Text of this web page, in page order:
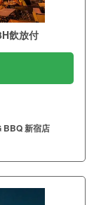
飲放付
BBQ 新宿店